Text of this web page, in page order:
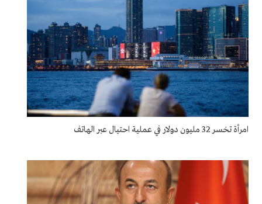
امرأة تخسر 32 مليون دولار في عملية احتيال عبر الهاتف